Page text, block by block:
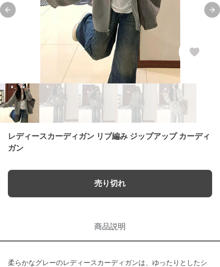
Previous slide
レディースカーディガン リブ編み ジップアップ カーディ
ガン
売り切れ
商品説明
柔らかなグレーのレディースカーディガンは、ゆったりとしたシ